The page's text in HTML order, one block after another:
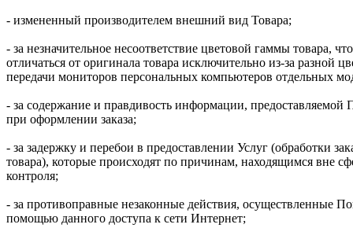
- измененный производителем внешний вид Товара;
- за незначительное несоответствие цветовой гаммы товара,
отличаться от оригинала товара исключительно из-за разной
передачи мониторов персональных компьютеров отдельных
- за содержание и правдивость информации, предоставляемой
при оформлении заказа;
- за задержку и перебои в предоставлении Услуг (обработки
товара), которые происходят по причинам, находящимся вне
контроля;
- за противоправные незаконные действия, осуществленные
помощью данного доступа к сети Интернет;